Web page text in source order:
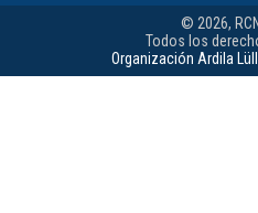
© 2026,
Todos los
Organización Ardila